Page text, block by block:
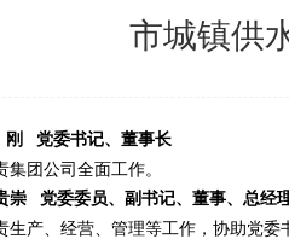
市城镇供
刚
党委书记、董事长
集团公司全面工作。
崇
党委委员、副书记、董事、总经
生产、经营、管理等工作， 协助党委